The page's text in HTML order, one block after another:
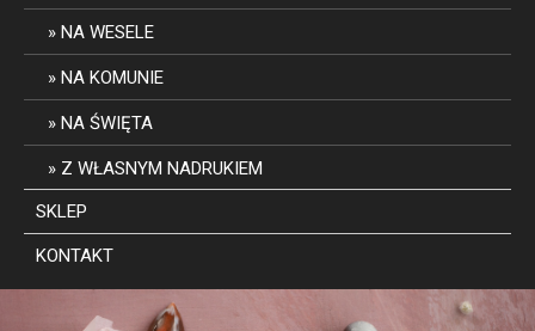
NA WESELE
NA KOMUNIE
NA ŚWIĘTA
Z WŁASNYM NADRUKIEM
SKLEP
KONTAKT